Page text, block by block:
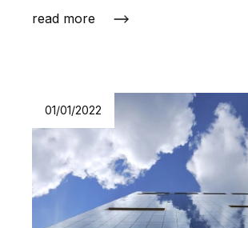
read more
01/01/2022